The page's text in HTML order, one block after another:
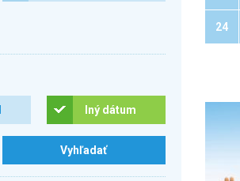
Iný dátum
24